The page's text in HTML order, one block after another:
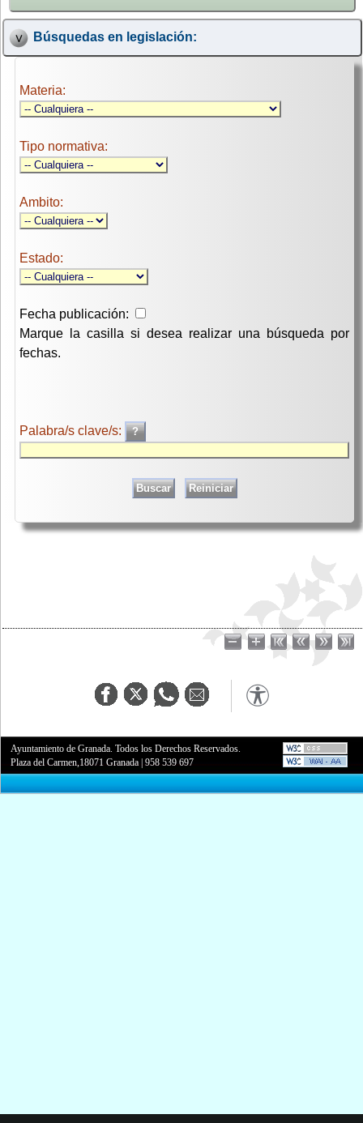
Búsquedas en legislación:
Materia:
Tipo normativa:
Ambito:
Estado:
Fecha publicación:
Marque la casilla si desea realizar una búsqueda por
fechas.
Palabra/s clave/s:
Ayuntamiento de Granada. Todos los Derechos Reservados.
Plaza del Carmen,18071 Granada |958 539 697